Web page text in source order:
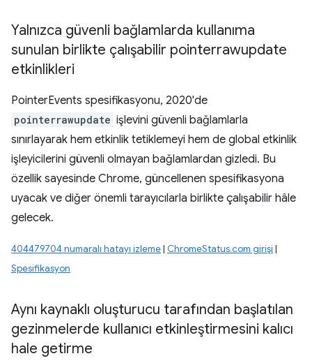
Yalnızca güvenli bağlamlarda kullanıma
sunulan birlikte çalışabilir pointerrawupdate
etkinlikleri
PointerEvents spesifikasyonu, 2020'de
pointerrawupdate işlevini güvenli bağlamlarla
sınırlayarak hem etkinlik tetiklemeyi hem de global etkinlik
işleyicilerini güvenli olmayan bağlamlardan gizledi. Bu
özellik sayesinde Chrome, güncellenen spesifikasyona
uyacak ve diğer önemli tarayıcılarla birlikte çalışabilir hâle
gelecek.
404479704 numaralı hatayı izleme| ChromeStatus.com girişi |
Spesifikasyon
Aynı kaynaklı oluşturucu tarafından başlatılan
gezinmelerde kullanıcı etkinleştirmesini kalıcı
hale getirme